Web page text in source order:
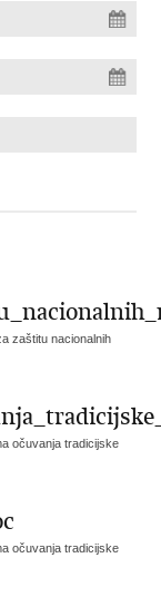
zaštitu nacionalnih
očuvanja tradicijske
očuvanja tradicijske